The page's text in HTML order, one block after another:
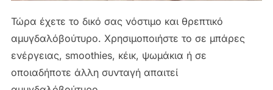
Τώρα έχετε το δικό σας νόστιμο και θρεπτικό
αμυγδαλόβούτυρο. Χρησιμοποιήστε το σε μπάρες
ενέργειας, smoothies, κέικ, ψωμάκια ή σε
οποιαδήποτε άλλη συνταγή απαιτεί